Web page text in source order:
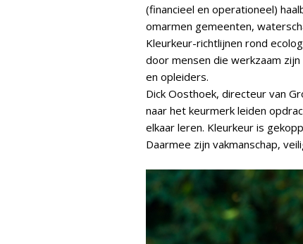
(financieel en operationeel)
omarmen gemeenten,
Kleurkeur-richtlijnen rond
door mensen die werkzaam
en opleiders.
Dick Oosthoek, directeur van
naar het keurmerk leiden
elkaar leren. Kleurkeur is
Daarmee zijn vakmanschap,